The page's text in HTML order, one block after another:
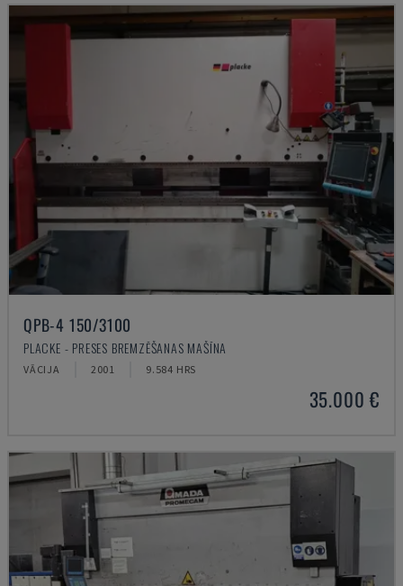
QPB-4 150/3100
PLACKE - PRESES BREMZĒŠANAS MAŠĪNA
VĀCIJA 2001 9.584 HRS
35.000 €